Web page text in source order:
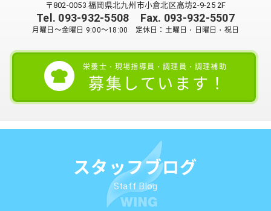
〒802-0053 福岡県北九州市小倉北区高坊2-9-25 2F
Tel. 093-932-5508 Fax. 093-932-5507
月曜日～金曜日 9:00～18:00 定休日：土曜日・日曜日・祝日
栄養士・現場指導員・調理員・調理補助
募集しています！
スタッフブログ
Staff Blog